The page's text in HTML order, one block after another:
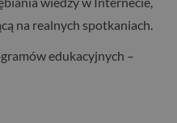
na realnych spotkaniach.
edukacyjnych –